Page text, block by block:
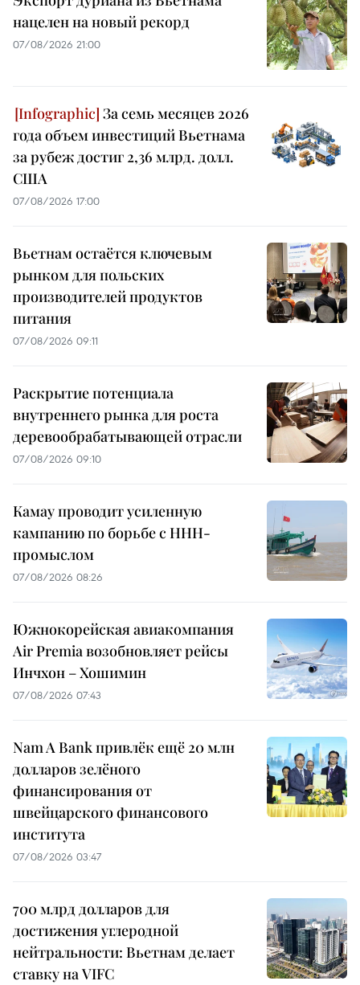
нацелен на новый рекорд
07/08/2026 21:00
За семь месяцев 2026
года объем инвестиций Вьетнама
за рубеж достиг 2,36 млрд. долл.
США
07/08/2026 17:00
Вьетнам остаётся ключевым
рынком для польских
производителей продуктов
питания
07/08/2026 09:11
Раскрытие потенциала
внутреннего рынка для роста
деревообрабатывающей отрасли
07/08/2026 09:10
Камау проводит усиленную
кампанию по борьбе с ННН-
промыслом
07/08/2026 08:26
Южнокорейская авиакомпания
Air Premia возобновляет рейсы
Инчхон – Хошимин
07/08/2026 07:43
Nam A Bank привлёк ещё 20 млн
долларов зелёного
финансирования от
швейцарского финансового
института
07/08/2026 03:47
700 млрд долларов для
достижения углеродной
нейтральности: Вьетнам делает
ставку на VIFC